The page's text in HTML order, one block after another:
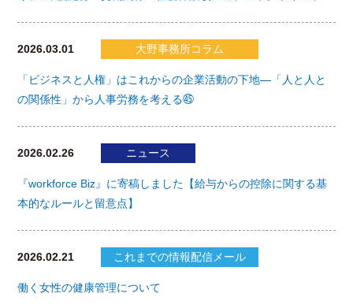
2026.03.01 大野事務所コラム
「ビジネスと人権」はこれからの企業活動の下地―「人と人と
の関係性」から人事労務を考える㊺
2026.02.26 ニュース
『workforce Biz』に寄稿しました【給与からの控除に関する基
本的なルールと留意点】
2026.02.21 これまでの情報配信メール
働く女性の健康管理について